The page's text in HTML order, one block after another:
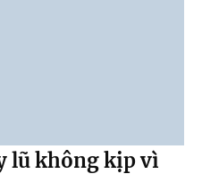
lũ không kịp vì